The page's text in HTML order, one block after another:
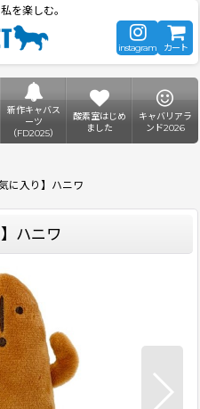
を楽しむ。
instagram カート
新作キャバス
ーツ
（FD2025）
酸素室はじめ
ました
キャバリアラ
ンド2026
に入り】ハニワ
ハニワ